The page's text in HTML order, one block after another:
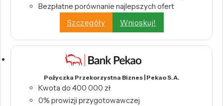
Bezpłatne porównanie najlepszych ofert
Szczegóły
Wnioskuj!
Pożyczka Przekorzystna Biznes | Pekao S.A.
Kwota do 400 000 zł
0% prowizji przygotowawczej